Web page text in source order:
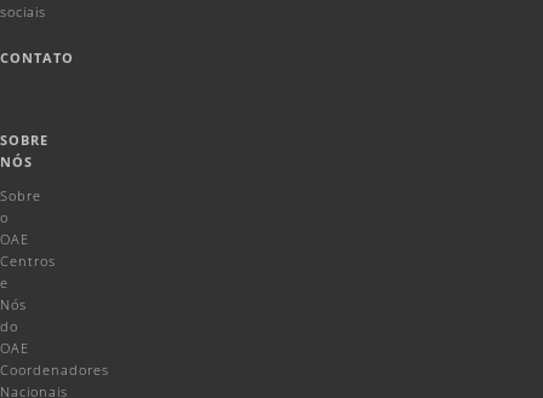
sociais
CONTATO
SOBRE
NÓS
Sobre
o
OAE
Centros
e
Nós
do
OAE
Coordenadores
Nacionais